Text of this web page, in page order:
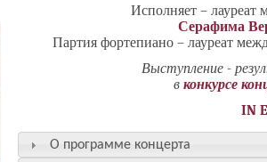
Исполняет – лауреат
Серафима
Партия фортепиано – лауреат
Выступление -
в конкурсе
IN
О программе концерта